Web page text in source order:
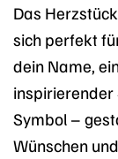
Das
sich perfekt
dein Name,
inspirierender
Symbol –
Wünschen